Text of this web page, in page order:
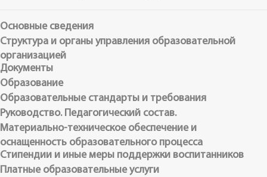
Основные сведения
Структура и органы управления образовательной
организацией
Документы
Образование
Образовательные стандарты и требования
Руководство. Педагогический состав.
Материально-техническое обеспечение и
оснащенность образовательного процесса
Стипендии и иные меры поддержки воспитанников
Платные образовательные услуги